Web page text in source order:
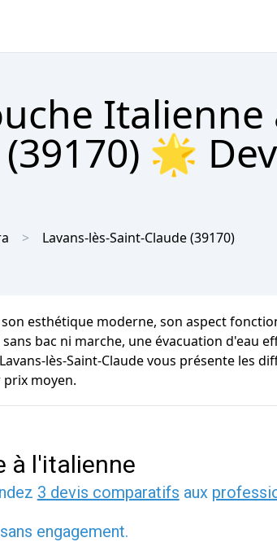
Italienne
🌟
Lavans-lès-Saint-Claude(39170)
esthétique moderne, son aspect
bac ni marche, une évacuation d'eau
lès-Saint-Claude vous présente les
prix moyen.
à l'italienne
3 devis comparatifs aux
engagement.